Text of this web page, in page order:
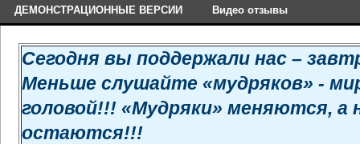
ДЕМОНСТРАЦИОННЫЕ ВЕРСИИ Видео отзывы
Сегодня вы поддержали нас –
Меньше слушайте «мудряков» -
головой!!! «Мудряки» меняются, а
остаются!!!